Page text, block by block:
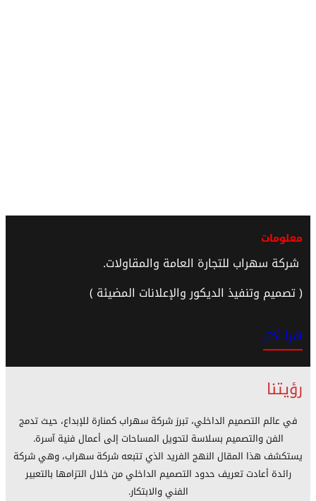
معلومات
شركة سهراب للتجارة العامة والمقاولات.
( تصميم وتنفيذ الديكور والإعلانات المضيئة )
اقرأ أكثر
رؤيتنا
في عالم التصميم الداخلي، تبرز شركة سهراب كمنارة للإبداع، حيث تدمج
الفن والتصميم بسلاسة لتحويل المساحات إلى أعمال فنية آسرة.
يستكشف هذا المقال النهج الفريد الذي تتبعه شركة سهراب، وهي شركة
رائدة أعادت تعريف حدود التصميم الداخلي من خلال التزامها بالتعبير
الفني والابتكار.